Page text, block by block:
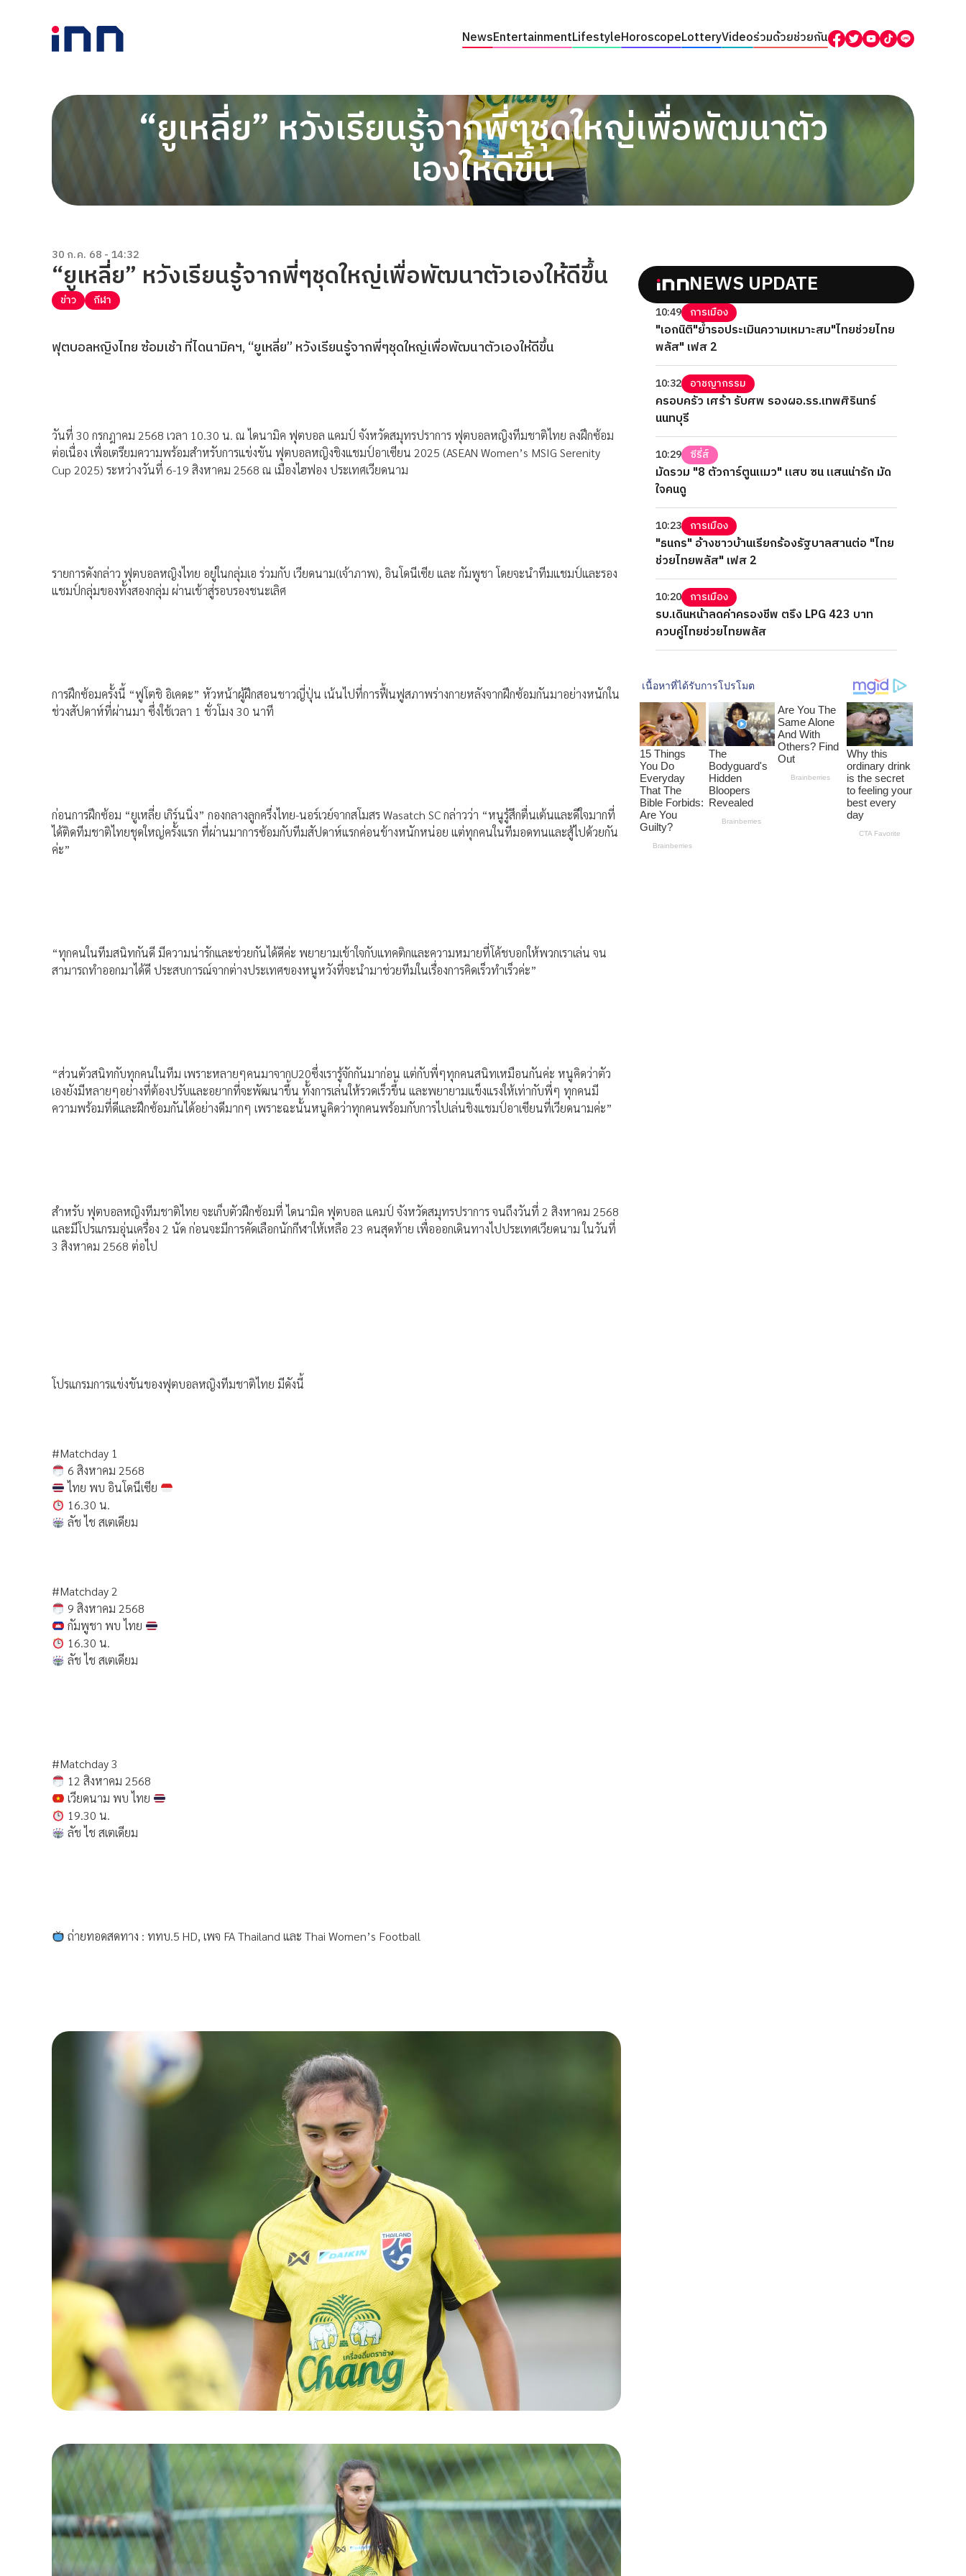
NewsEntertainmentLifestyleHoroscopeLotteryVideoร่วมด้วยช่วยกัน
“ยูเหลี่ย” หวังเรียนรู้จากพี่ๆชุดใหญ่เพื่อพัฒนาตัว
เองให้ดีขึ้น
30 ก.ค. 68 - 14:32
“ยูเหลี่ย” หวังเรียนรู้จากพี่ๆชุดใหญ่เพื่อพัฒนาตัวเองให้ดีขึ้น
ข่าว กีฬา
ฟุตบอลหญิงไทย ซ้อมเช้า ที่ไดนามิคฯ, “ยูเหลี่ย” หวังเรียนรู้จากพี่ๆชุดใหญ่เพื่อพัฒนาตัวเองให้ดีขึ้น
วันที่ 30 กรกฎาคม 2568 เวลา 10.30 น. ณ ไดนามิค ฟุตบอล แคมป์ จังหวัดสมุทรปราการ ฟุตบอลหญิงทีมชาติไทย ลงฝึกซ้อม
ต่อเนื่อง เพื่อเตรียมความพร้อมสำหรับการแข่งขัน ฟุตบอลหญิงชิงแชมป์อาเซียน 2025 (ASEAN Women’s MSIG Serenity
Cup 2025) ระหว่างวันที่ 6-19 สิงหาคม 2568 ณ เมืองไฮฟอง ประเทศเวียดนาม
รายการดังกล่าว ฟุตบอลหญิงไทย อยู่ในกลุ่มเอ ร่วมกับ เวียดนาม(เจ้าภาพ), อินโดนีเซีย และ กัมพูชา โดยจะนำทีมแชมป์และรอง
แชมป์กลุ่มของทั้งสองกลุ่ม ผ่านเข้าสู่รอบรองชนะเลิศ
การฝึกซ้อมครั้งนี้ “ฟูโตชิ อิเคดะ” หัวหน้าผู้ฝึกสอนชาวญี่ปุ่น เน้นไปที่การฟื้นฟูสภาพร่างกายหลังจากฝึกซ้อมกันมาอย่างหนักใน
ช่วงสัปดาห์ที่ผ่านมา ซึ่งใช้เวลา 1 ชั่วโมง 30 นาที
ก่อนการฝึกซ้อม “ยูเหลี่ย เกิร์นนิ่ง” กองกลางลูกครึ่งไทย-นอร์เวย์จากสโมสร Wasatch SC กล่าวว่า “หนูรู้สึกตื่นเต้นและดีใจมากที่
ได้ติดทีมชาติไทยชุดใหญ่ครั้งแรก ที่ผ่านมาการซ้อมกับทีมสัปดาห์แรกค่อนข้างหนักหน่อย แต่ทุกคนในทีมอดทนและสู้ไปด้วยกัน
ค่ะ”
“ทุกคนในทีมสนิทกันดี มีความน่ารักและช่วยกันได้ดีค่ะ พยายามเข้าใจกับแทคติกและความหมายที่โค้ชบอกให้พวกเราเล่น จน
สามารถทำออกมาได้ดี ประสบการณ์จากต่างประเทศของหนูหวังที่จะนำมาช่วยทีมในเรื่องการคิดเร็วทำเร็วค่ะ”
“ส่วนตัวสนิทกับทุกคนในทีม เพราะหลายๆคนมาจากU20ซึ่งเรารู้จักกันมาก่อน แต่กับพี่ๆทุกคนสนิทเหมือนกันค่ะ หนูคิดว่าตัว
เองยังมีหลายๆอย่างที่ต้องปรับและอยากที่จะพัฒนาขึ้น ทั้งการเล่นให้รวดเร็วขึ้น และพยายามแข็งแรงให้เท่ากับพี่ๆ ทุกคนมี
ความพร้อมที่ดีและฝึกซ้อมกันได้อย่างดีมากๆ เพราะฉะนั้นหนูคิดว่าทุกคนพร้อมกับการไปเล่นชิงแชมป์อาเซียนที่เวียดนามค่ะ”
สำหรับ ฟุตบอลหญิงทีมชาติไทย จะเก็บตัวฝึกซ้อมที่ ไดนามิค ฟุตบอล แคมป์ จังหวัดสมุทรปราการ จนถึงวันที่ 2 สิงหาคม 2568
และมีโปรแกรมอุ่นเครื่อง 2 นัด ก่อนจะมีการคัดเลือกนักกีฬาให้เหลือ 23 คนสุดท้าย เพื่อออกเดินทางไปประเทศเวียดนาม ในวันที่
3 สิงหาคม 2568 ต่อไป
โปรแกรมการแข่งขันของฟุตบอลหญิงทีมชาติไทย มีดังนี้
#Matchday 1
6 สิงหาคม 2568
ไทย พบ อินโดนีเซีย
16.30 น.
ลัช ไช สเตเดียม
#Matchday 2
9 สิงหาคม 2568
กัมพูชา พบ ไทย
16.30 น.
ลัช ไช สเตเดียม
#Matchday 3
12 สิงหาคม 2568
เวียดนาม พบ ไทย
19.30 น.
ลัช ไช สเตเดียม
ถ่ายทอดสดทาง : ททบ.5 HD, เพจ FA Thailand และ Thai Women’s Football
NEWS UPDATE
10:49 การเมือง
"เอกนิติ"ย้ำรอประเมินความเหมาะสม"ไทยช่วยไทย
พลัส" เฟส 2
10:32 อาชญากรรม
ครอบครัว เศร้า รับศพ รองผอ.รร.เทพศิรินทร์
นนทบุรี
10:29 ซีรี่ส์
มัดรวม "8 ตัวการ์ตูนแมว" แสบ ซน แสนน่ารัก มัด
ใจคนดู
10:23 การเมือง
"ธนกร" อ้างชาวบ้านเรียกร้องรัฐบาลสานต่อ "ไทย
ช่วยไทยพลัส" เฟส 2
10:20 การเมือง
รบ.เดินหน้าลดค่าครองชีพ ตรึง LPG 423 บาท
ควบคู่ไทยช่วยไทยพลัส